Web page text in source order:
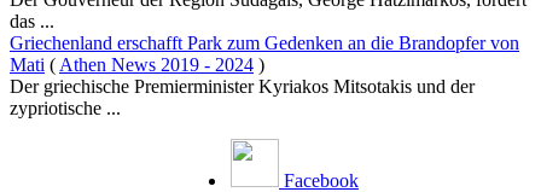
das ...
Griechenland erschafft Park zum Gedenken an die Brandopfer von
Mati ( Athen News 2019 - 2024 )
Der griechische Premierminister Kyriakos Mitsotakis und der
zypriotische ...
Facebook